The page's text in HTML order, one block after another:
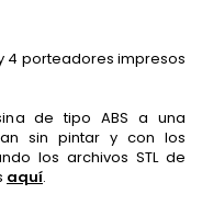
4 porteadores impresos
de tipo ABS a una
sin pintar y con los
los archivos STL de
aquí.